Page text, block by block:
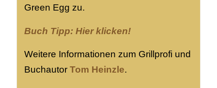
Green Egg zu.
Buch Tipp: Hier klicken!
Weitere Informationen zum Grillprofi und
Buchautor Tom Heinzle.